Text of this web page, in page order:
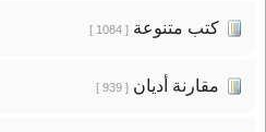
كتب متنوعة[ 1084 ]
مقارنة أديان[ 939 ]